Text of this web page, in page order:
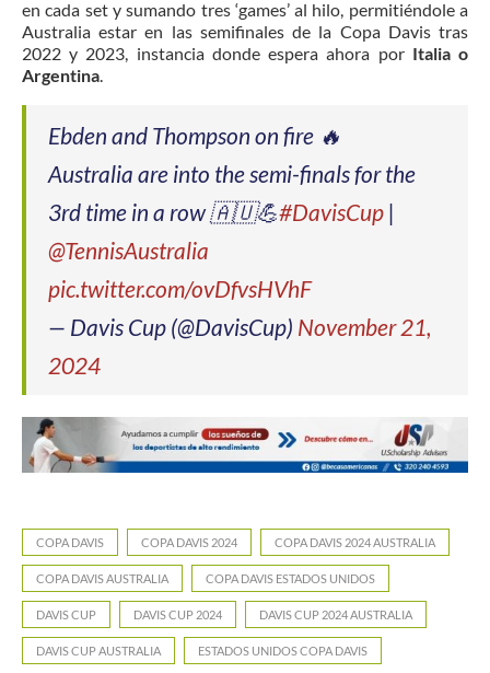
en cada set y sumando tres ‘games’ al hilo, permitiéndole a
Australia estar en las semifinales de la Copa Davis tras
2022 y 2023, instancia donde espera ahora por Italia o
Argentina
Ebden and Thompson on fire 🔥
Australia are into the semi-finals for the
3rd time in a row 🇦🇺💪#DavisCup |
@TennisAustralia
pic.twitter.com/ovDfvsHVhF
— Davis Cup (@DavisCup) November 21,
2024
COPA DAVIS COPA DAVIS 2024 COPA DAVIS 2024 AUSTRALIA
COPA DAVIS AUSTRALIA COPA DAVIS ESTADOS UNIDOS
DAVIS CUP DAVIS CUP 2024 DAVIS CUP 2024 AUSTRALIA
DAVIS CUP AUSTRALIA ESTADOS UNIDOS COPA DAVIS